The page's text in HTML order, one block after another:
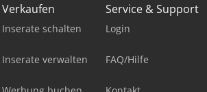
Verkaufen
Inserate schalten
Inserate verwalten
Service & Support
Login
FAQ/Hilfe